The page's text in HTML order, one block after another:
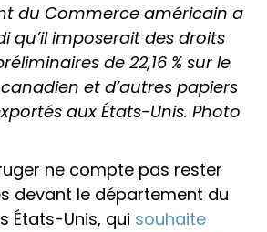
du Commerce américain a
qu’il imposerait des droits
de 22,16 % sur le
et d’autres papiers
aux États-Unis. Photo
ne compte pas rester
devant le département du
États-Unis, qui souhaite